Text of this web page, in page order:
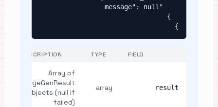
}
FIELD
TYPE
DESCRIPTION
result
array
Array of
ImageGenResult
objects (null if
failed)